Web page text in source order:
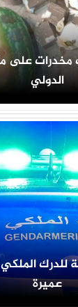
مخدرات على
الدولي
للدرك الملكي
عميرة